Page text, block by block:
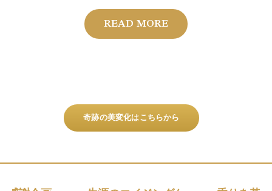
READ MORE
奇跡の美変化はこちらから